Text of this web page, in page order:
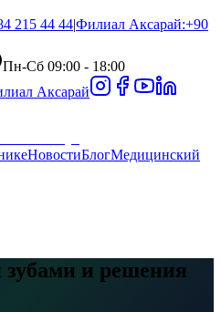
215 44 44|Филиал Аксарай:+90
Пн-Сб 09:00 - 18:00
Аксарай
НовостиБлогМедицинский
зубами и решения